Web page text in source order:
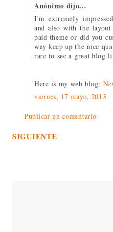
Anónimo dijo...
I'm extremely
and also with the
paid theme or did you
way keep up the nice
rare tο sеe a grеаt blog
Here іs my wеb blog:
viernes, 17 mayo, 2013
Publicar un comentario
SIGUIENTE